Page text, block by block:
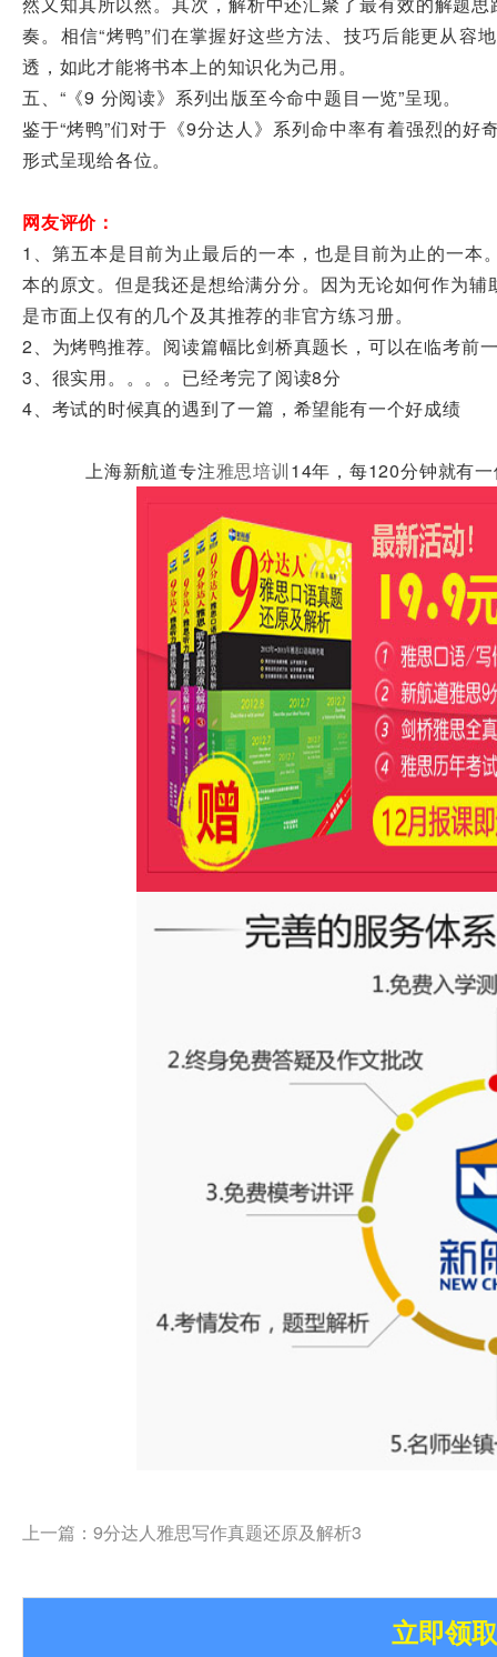
奏。相信“烤鸭”们在掌握好这些方法、技巧后能更从容
透，如此才能将书本上的知识化为己用。
五、“《9 分阅读》系列出版至今命中题目一览”呈现。
鉴于“烤鸭”们对于《9分达人》系列命中率有着强烈的
形式呈现给各位。
网友评价：
1、第五本是目前为止最后的一本，也是目前为止的一
本的原文。但是我还是想给满分分。因为无论如何作为
是市面上仅有的几个及其推荐的非官方练习册。
2、为烤鸭推荐。阅读篇幅比剑桥真题长，可以在临考前
3、很实用。。。。已经考完了阅读8分
4、考试的时候真的遇到了一篇，希望能有一个好成绩
上海新航道专注雅思培训14年，每120分钟就有
上一篇： 9分达人雅思写作真题还原及解析3
立即领